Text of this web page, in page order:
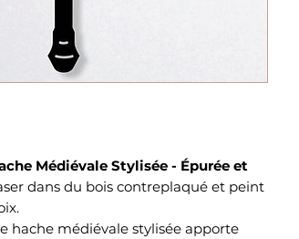
Médiévale Stylisée - Épurée et
dans du bois contreplaqué et peint
hache médiévale stylisée apporte